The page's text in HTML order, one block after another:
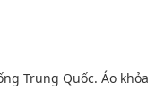
Trung Quốc. Áo khỏa